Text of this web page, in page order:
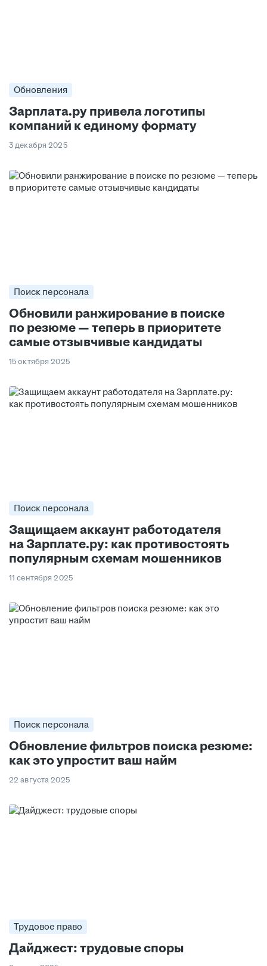
Обновления
Зарплата.ру привела логотипы
компаний к единому формату
3 декабря 2025
Поиск персонала
Обновили ранжирование в поиске
по резюме — теперь в приоритете
самые отзывчивые кандидаты
15 октября 2025
Поиск персонала
Защищаем аккаунт работодателя
на Зарплате.ру: как противостоять
популярным схемам мошенников
11 сентября 2025
Поиск персонала
Обновление фильтров поиска резюме:
как это упростит ваш найм
22 августа 2025
Трудовое право
Дайджест: трудовые споры